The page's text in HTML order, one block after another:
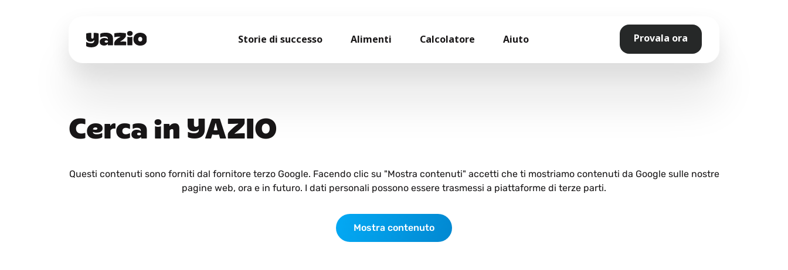
Storie di successo Alimenti Calcolatore Aiuto Provala ora
Cerca in YAZIO
Questi contenuti sono forniti dal fornitore terzo Google. Facendo clic su "Mostra contenuti" accetti che ti mostriamo contenuti da Google sulle nostre
pagine web, ora e in futuro. I dati personali possono essere trasmessi a piattaforme di terze parti.
Mostra contenuto